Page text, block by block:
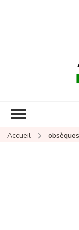
Accueil obsèques